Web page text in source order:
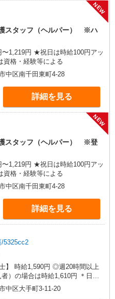
NEW
スタッフ（ヘルパー） ※ハ
日は時給100円アッ
格・経験等による
中区南千田東町4-28
詳細を見る
NEW
スタッフ（ヘルパー） ※登
日は時給100円アッ
格・経験等による
中区南千田東町4-28
詳細を見る
時間以上
の場合は時給1,610円 ＊日曜
・初任者研修
円 ◎週20時間
中区大手町3-11-20